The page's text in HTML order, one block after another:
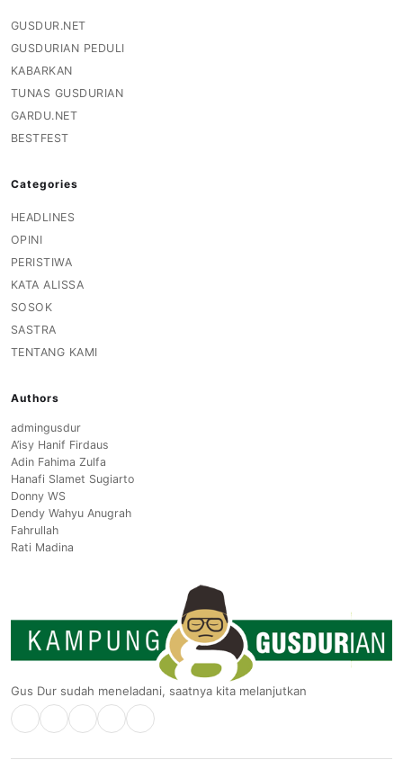
GUSDUR.NET
GUSDURIAN PEDULI
KABARKAN
TUNAS GUSDURIAN
GARDU.NET
BESTFEST
Categories
HEADLINES
OPINI
PERISTIWA
KATA ALISSA
SOSOK
SASTRA
TENTANG KAMI
Authors
admingusdur
A’isy Hanif Firdaus
Adin Fahima Zulfa
Hanafi Slamet Sugiarto
Donny WS
Dendy Wahyu Anugrah
Fahrullah
Rati Madina
Gus Dur sudah meneladani, saatnya kita melanjutkan